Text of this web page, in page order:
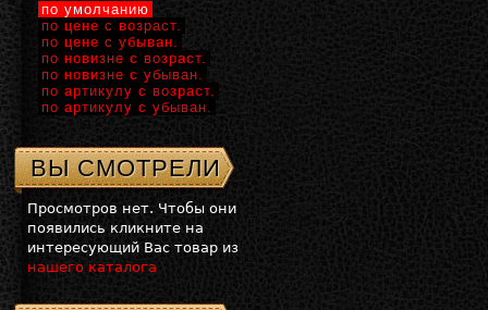
по умолчанию
по цене с возраст.
по цене с убыван.
по новизне с возраст.
по новизне с убыван.
по артикулу с возраст.
по артикулу с убыван.
ВЫ СМОТРЕЛИ
Просмотров нет. Чтобы они
появились кликните на
интересующий Вас товар из
нашего каталога